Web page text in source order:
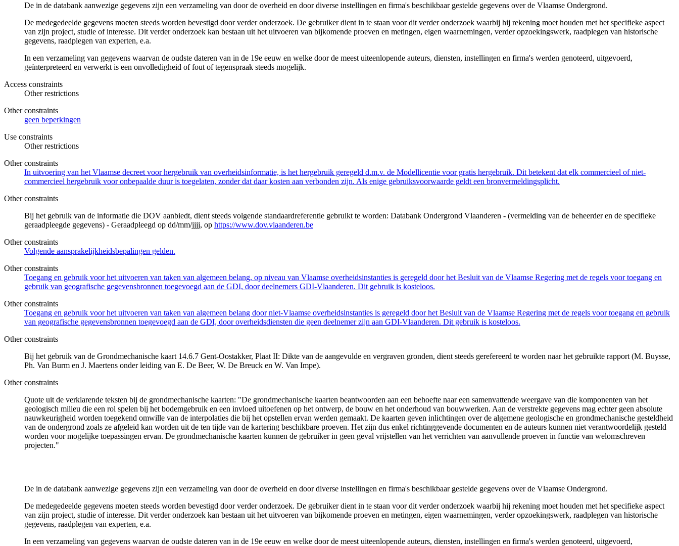
De in de databank aanwezige gegevens zijn een verzameling van door de overheid en door diverse instellingen en firma's beschikbaar gestelde gegevens over de Vlaamse Ondergrond.
De medegedeelde gegevens moeten steeds worden bevestigd door verder onderzoek. De gebruiker dient in te staan voor dit verder onderzoek waarbij hij rekening moet houden met het specifieke aspect
van zijn project, studie of interesse. Dit verder onderzoek kan bestaan uit het uitvoeren van bijkomende proeven en metingen, eigen waarnemingen, verder opzoekingswerk, raadplegen van historische
gegevens, raadplegen van experten, e.a.
In een verzameling van gegevens waarvan de oudste dateren van in de 19e eeuw en welke door de meest uiteenlopende auteurs, diensten, instellingen en firma's werden genoteerd, uitgevoerd,
geïnterpreteerd en verwerkt is een onvolledigheid of fout of tegenspraak steeds mogelijk.
Access constraints
Other restrictions
Other constraints
geen beperkingen
Use constraints
Other restrictions
Other constraints
In uitvoering van het Vlaamse decreet voor hergebruik van overheidsinformatie, is het hergebruik geregeld d.m.v. de Modellicentie voor gratis hergebruik. Dit betekent dat elk commercieel of niet-
commercieel hergebruik voor onbepaalde duur is toegelaten, zonder dat daar kosten aan verbonden zijn. Als enige gebruiksvoorwaarde geldt een bronvermeldingsplicht.
Other constraints
Bij het gebruik van de informatie die DOV aanbiedt, dient steeds volgende standaardreferentie gebruikt te worden: Databank Ondergrond Vlaanderen - (vermelding van de beheerder en de specifieke
geraadpleegde gegevens) - Geraadpleegd op dd/mm/jjjj, op https://www.dov.vlaanderen.be
Other constraints
Volgende aansprakelijkheidsbepalingen gelden.
Other constraints
Toegang en gebruik voor het uitvoeren van taken van algemeen belang, op niveau van Vlaamse overheidsinstanties is geregeld door het Besluit van de Vlaamse Regering met de regels voor toegang en
gebruik van geografische gegevensbronnen toegevoegd aan de GDI, door deelnemers GDI-Vlaanderen. Dit gebruik is kosteloos.
Other constraints
Toegang en gebruik voor het uitvoeren van taken van algemeen belang door niet-Vlaamse overheidsinstanties is geregeld door het Besluit van de Vlaamse Regering met de regels voor toegang en gebruik
van geografische gegevensbronnen toegevoegd aan de GDI, door overheidsdiensten die geen deelnemer zijn aan GDI-Vlaanderen. Dit gebruik is kosteloos.
Other constraints
Bij het gebruik van de Grondmechanische kaart 14.6.7 Gent-Oostakker, Plaat II: Dikte van de aangevulde en vergraven gronden, dient steeds gerefereerd te worden naar het gebruikte rapport (M. Buysse,
Ph. Van Burm en J. Maertens onder leiding van E. De Beer, W. De Breuck en W. Van Impe).
Other constraints
Quote uit de verklarende teksten bij de grondmechanische kaarten: "De grondmechanische kaarten beantwoorden aan een behoefte naar een samenvattende weergave van die komponenten van het
geologisch milieu die een rol spelen bij het bodemgebruik en een invloed uitoefenen op het ontwerp, de bouw en het onderhoud van bouwwerken. Aan de verstrekte gegevens mag echter geen absolute
nauwkeurigheid worden toegekend omwille van de interpolaties die bij het opstellen ervan werden gemaakt. De kaarten geven inlichtingen over de algemene geologische en grondmechanische gesteldheid
van de ondergrond zoals ze afgeleid kan worden uit de ten tijde van de kartering beschikbare proeven. Het zijn dus enkel richtinggevende documenten en de auteurs kunnen niet verantwoordelijk gesteld
worden voor mogelijke toepassingen ervan. De grondmechanische kaarten kunnen de gebruiker in geen geval vrijstellen van het verrichten van aanvullende proeven in functie van welomschreven
projecten."
De in de databank aanwezige gegevens zijn een verzameling van door de overheid en door diverse instellingen en firma's beschikbaar gestelde gegevens over de Vlaamse Ondergrond.
De medegedeelde gegevens moeten steeds worden bevestigd door verder onderzoek. De gebruiker dient in te staan voor dit verder onderzoek waarbij hij rekening moet houden met het specifieke aspect
van zijn project, studie of interesse. Dit verder onderzoek kan bestaan uit het uitvoeren van bijkomende proeven en metingen, eigen waarnemingen, verder opzoekingswerk, raadplegen van historische
gegevens, raadplegen van experten, e.a.
In een verzameling van gegevens waarvan de oudste dateren van in de 19e eeuw en welke door de meest uiteenlopende auteurs, diensten, instellingen en firma's werden genoteerd, uitgevoerd,